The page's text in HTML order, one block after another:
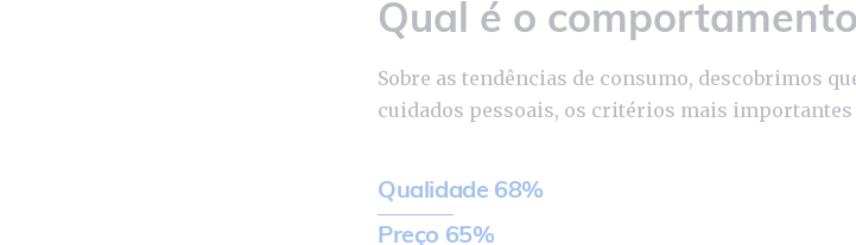
Qual é o
Sobre as tendências de consumo, descobrimos
cuidados pessoais, os critérios mais
Qualidade 68%
Preço 65%